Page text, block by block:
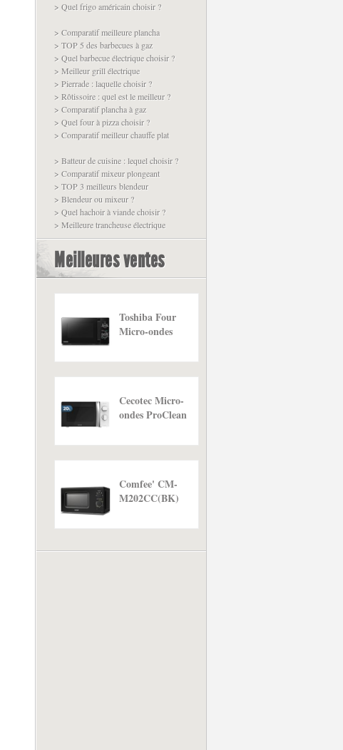
> Quel frigo américain choisir ?
> Comparatif meilleure plancha
> TOP 5 des barbecues à gaz
> Quel barbecue électrique choisir ?
> Meilleur grill électrique
> Pierrade : laquelle choisir ?
> Rôtissoire : quel est le meilleur ?
> Comparatif plancha à gaz
> Quel four à pizza choisir ?
> Comparatif meilleur chauffe plat
> Batteur de cuisine : lequel choisir ?
> Comparatif mixeur plongeant
> TOP 3 meilleurs blendeur
> Blendeur ou mixeur ?
> Quel hachoir à viande choisir ?
> Meilleure trancheuse électrique
Meilleures ventes
Toshiba Four
Micro-ondes
Cecotec Micro-
ondes ProClean
Comfee' CM-
M202CC(BK)
ondes